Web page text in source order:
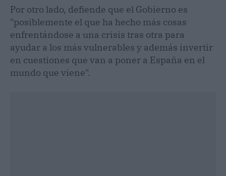
Por otro lado, defiende que el Gobierno es
"posiblemente el que ha hecho más cosas
enfrentándose a una crisis tras otra para
ayudar a los más vulnerables y además invertir
en cuestiones que van a poner a España en el
mundo que viene".